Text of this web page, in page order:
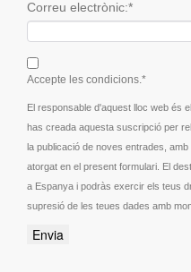
I agree terms and conditions.*
Correu electrònic:*
Accepte les condicions.*
El responsable d'aquest lloc web és
has creada aquesta suscripció per
la publicació de noves entrades,
atorgat en el present formulari. El destinatari de les teues dades està ubicat
a Espanya i podràs exercir els teus
supresió de les teues dades amb